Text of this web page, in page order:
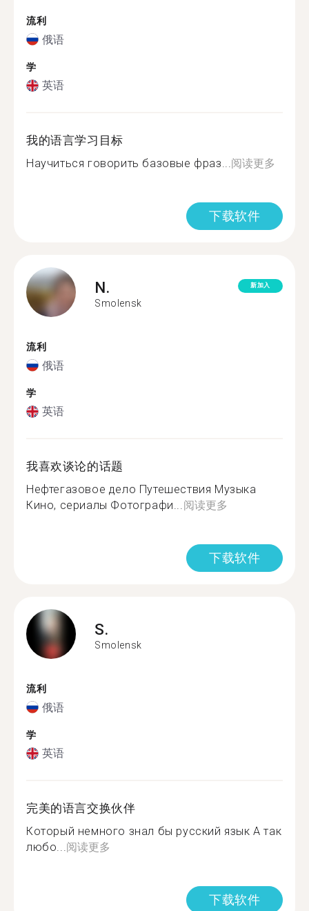
流利
俄语
学
英语
我的语言学习目标
Научиться говорить базовые фраз...阅读更多
下载软件
N.
Smolensk
新加入
流利
俄语
学
英语
我喜欢谈论的话题
Нефтегазовое дело Путешествия Музыка
Кино, сериалы Фотографи...阅读更多
下载软件
S.
Smolensk
流利
俄语
学
英语
完美的语言交换伙伴
Который немного знал бы русский язык А так
любо...阅读更多
下载软件